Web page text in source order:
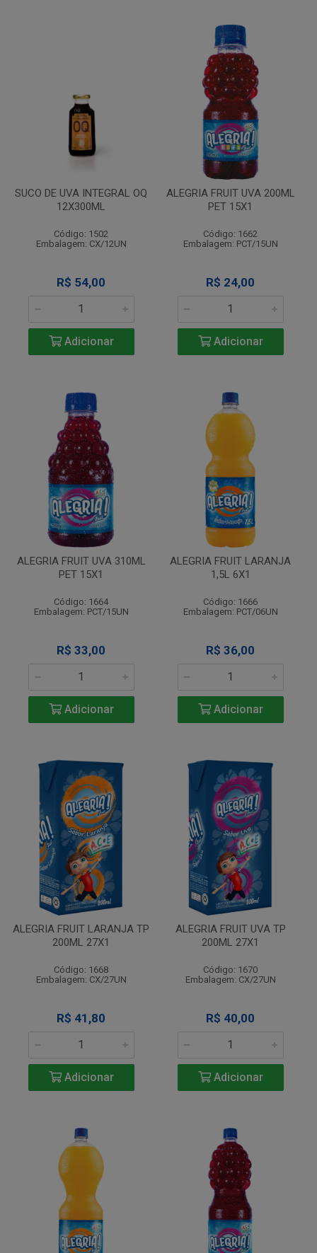
SUCO DE UVA INTEGRAL OQ
12X300ML
Código: 1502
Embalagem: CX/12UN
R$ 54,00
Adicionar
ALEGRIA FRUIT UVA 200ML
PET 15X1
Código: 1662
Embalagem: PCT/15UN
R$ 24,00
Adicionar
ALEGRIA FRUIT UVA 310ML
PET 15X1
Código: 1664
Embalagem: PCT/15UN
R$ 33,00
Adicionar
ALEGRIA FRUIT LARANJA
1,5L 6X1
Código: 1666
Embalagem: PCT/06UN
R$ 36,00
Adicionar
ALEGRIA FRUIT LARANJA TP
200ML 27X1
Código: 1668
Embalagem: CX/27UN
R$ 41,80
Adicionar
ALEGRIA FRUIT UVA TP
200ML 27X1
Código: 1670
Embalagem: CX/27UN
R$ 40,00
Adicionar